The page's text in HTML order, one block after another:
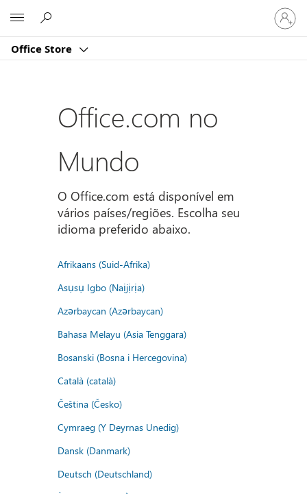
Office Store
Entre
em
sua
Office.com no
Mundo
O Office.com está disponível em
vários países/regiões. Escolha seu
idioma preferido abaixo.
Afrikaans (Suid-Afrika)
Asụsụ Igbo (Naịjịrịa)
Azərbaycan (Azərbaycan)
Bahasa Melayu (Asia Tenggara)
Bosanski (Bosna i Hercegovina)
Català (català)
Čeština (Česko)
Cymraeg (Y Deyrnas Unedig)
Dansk (Danmark)
Deutsch (Deutschland)